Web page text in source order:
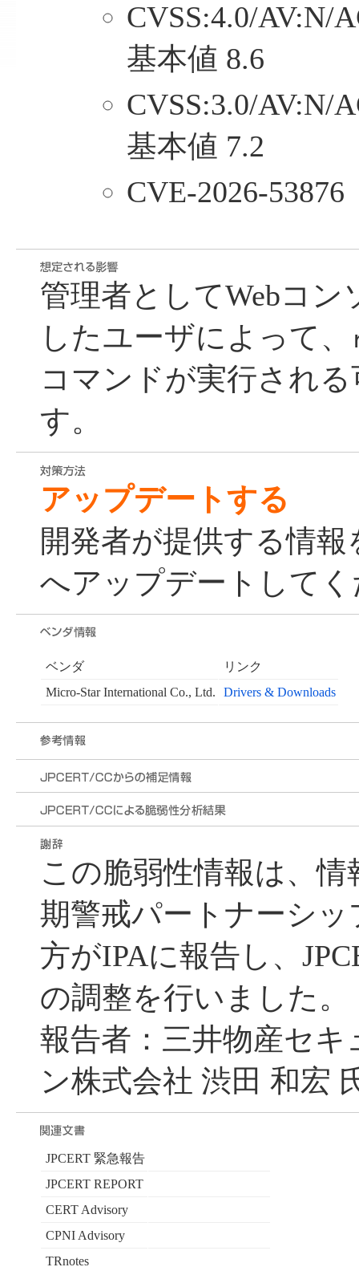
CVSS:4.0/AV:N/
基本値 8.6
CVSS:3.0/AV:N/
基本値 7.2
CVE-2026-53876
管理者としてWebコ
したユーザによって、
コマンドが実行され
す。
アップデートする
開発者が提供する情
へアップデートして
ベンダ
リンク
Micro-Star International Co., Ltd.
Drivers & Downloads
この脆弱性情報は、
期警戒パートナーシ
方がIPAに報告し、
の調整を行いました。
報告者：三井物産セ
ン株式会社 渋田 和宏
JPCERT 緊急報告
JPCERT REPORT
CERT Advisory
CPNI Advisory
TRnotes